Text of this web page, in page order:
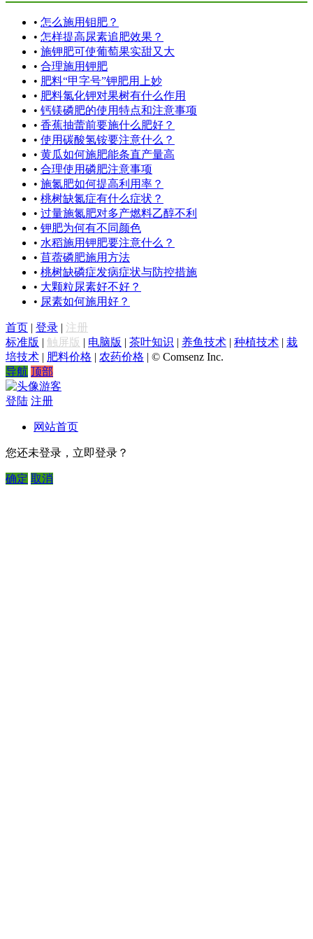
• 怎么施用钼肥？
• 怎样提高尿素追肥效果？
• 施钾肥可使葡萄果实甜又大
• 合理施用钾肥
• 肥料“甲字号”钾肥用上妙
• 肥料氯化钾对果树有什么作用
• 钙镁磷肥的使用特点和注意事项
• 香蕉抽蕾前要施什么肥好？
• 使用碳酸氢铵要注意什么？
• 黄瓜如何施肥能条直产量高
• 合理使用磷肥注意事项
• 施氮肥如何提高利用率？
• 桃树缺氮症有什么症状？
• 过量施氮肥对多产燃料乙醇不利
• 钾肥为何有不同颜色
• 水稻施用钾肥要注意什么？
• 苜蓿磷肥施用方法
• 桃树缺磷症发病症状与防控措施
• 大颗粒尿素好不好？
• 尿素如何施用好？
首页 | 登录 | 注册
标准版 | 触屏版 | 电脑版 | 茶叶知识 | 养鱼技术 | 种植技术 | 栽
培技术 | 肥料价格 | 农药价格 | © Comsenz Inc.
导航 顶部
游客
登陆 注册
网站首页
您还未登录，立即登录？
确定 取消